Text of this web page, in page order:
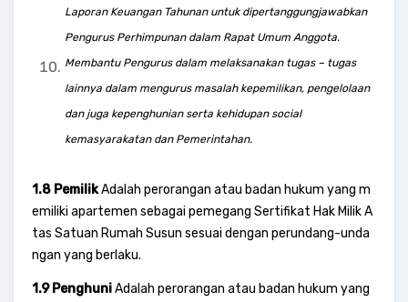
Laporan Keuangan Tahunan untuk dipertanggungjawabkan
Pengurus Perhimpunan dalam Rapat Umum Anggota.
Membantu Pengurus dalam melaksanakan tugas – tugas
lainnya dalam mengurus masalah kepemilikan, pengelolaan
dan juga kepenghunian serta kehidupan social
kemasyarakatan dan Pemerintahan.
1.8 PemilikAdalah perorangan atau badan hukum yang m
emiliki apartemen sebagai pemegang Sertifikat Hak Milik A
tas Satuan Rumah Susun sesuai dengan perundang-unda
ngan yang berlaku.
1.9 PenghuniAdalah perorangan atau badan hukum yang